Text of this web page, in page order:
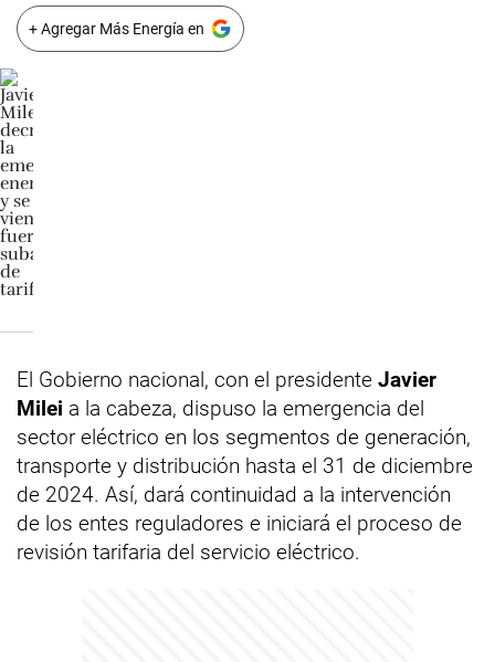
+ Agregar Más Energía en
El Gobierno nacional, con el presidente Javier
Milei a la cabeza, dispuso la emergencia del
sector eléctrico en los segmentos de generación,
transporte y distribución hasta el 31 de diciembre
de 2024. Así, dará continuidad a la intervención
de los entes reguladores e iniciará el proceso de
revisión tarifaria del servicio eléctrico.